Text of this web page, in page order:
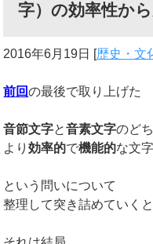
字）の効率性か
2016年6月19日 [歴史・文
前回の最後で取り上げた
音節文字と音素文字のど
より効率的で機能的な文
という問いについて
整理して突き詰めていくと